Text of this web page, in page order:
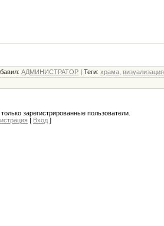
:АДМИНИСТРАТОР |Теги:храма ,визуализация
зарегистрированные пользователи.
Вход]